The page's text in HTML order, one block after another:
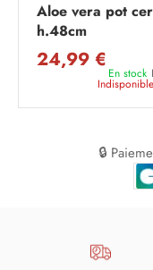
Aloe vera pot
h.48cm
24,99 €
En stock
Indisponible
🔒